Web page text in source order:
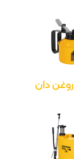
روغن دان